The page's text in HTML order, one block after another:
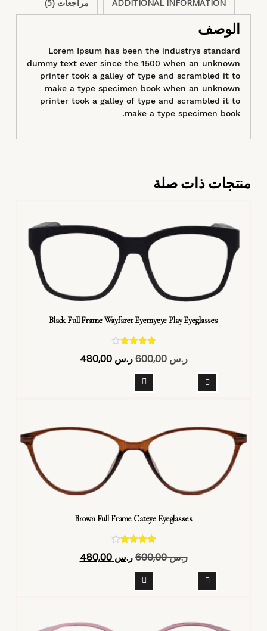
ADDITIONAL INFORMATION
مراجعات (5)
الوصف
Lorem Ipsum has been the industrys standard
dummy text ever since the 1500 when an unknown
printer took a galley of type and scrambled it to
make a type specimen book when an unknown
printer took a galley of type and scrambled it to
make a type specimen book.
منتجات ذات صلة
Black Full Frame Wayfarer Eyemyeye Play Eyeglasses
4.40
ر.س600,00 ر.س 480,00
Brown Full Frame Cateye Eyeglasses
تم التقييم
4.40
ر.س600,00 ر.س 480,00